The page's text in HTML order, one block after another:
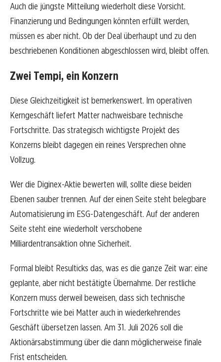
Auch die jüngste Mitteilung wiederholt diese Vorsicht.
Finanzierung und Bedingungen könnten erfüllt werden,
müssen es aber nicht. Ob der Deal überhaupt und zu den
beschriebenen Konditionen abgeschlossen wird, bleibt offen.
Zwei Tempi, ein Konzern
Diese Gleichzeitigkeit ist bemerkenswert. Im operativen
Kerngeschäft liefert Matter nachweisbare technische
Fortschritte. Das strategisch wichtigste Projekt des
Konzerns bleibt dagegen ein reines Versprechen ohne
Vollzug.
Wer die Diginex-Aktie bewerten will, sollte diese beiden
Ebenen sauber trennen. Auf der einen Seite steht belegbare
Automatisierung im ESG-Datengeschäft. Auf der anderen
Seite steht eine wiederholt verschobene
Milliardentransaktion ohne Sicherheit.
Formal bleibt Resulticks das, was es die ganze Zeit war: eine
geplante, aber nicht bestätigte Übernahme. Der restliche
Konzern muss derweil beweisen, dass sich technische
Fortschritte wie bei Matter auch in wiederkehrendes
Geschäft übersetzen lassen. Am 31. Juli 2026 soll die
Aktionärsabstimmung über die dann möglicherweise finale
Frist entscheiden.